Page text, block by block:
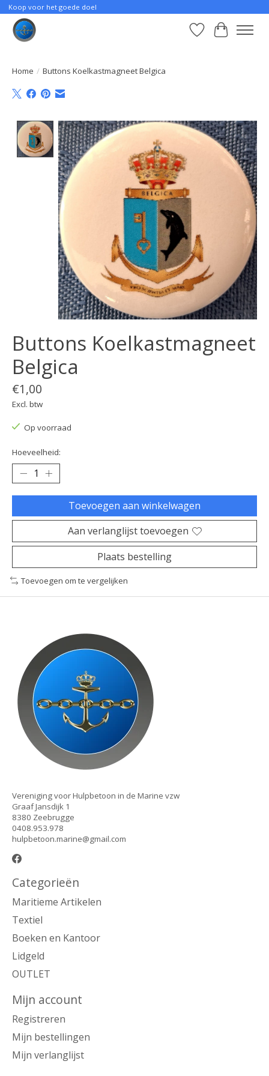
Koop voor het goede doel
Verlanglijst
Home / Buttons Koelkastmagneet Belgica
Product image slideshow Items
Buttons Koelkastmagneet
Belgica
€1,00
Excl. btw
Op voorraad
Hoeveelheid:
Toevoegen aan winkelwagen
Aan verlanglijst toevoegen
Plaats bestelling
Toevoegen om te vergelijken
Vereniging voor Hulpbetoon in de Marine vzw
Graaf Jansdijk 1
8380 Zeebrugge
0408.953.978
hulpbetoon.marine@gmail.com
Categorieën
Maritieme Artikelen
Textiel
Boeken en Kantoor
Lidgeld
OUTLET
Mijn account
Registreren
Mijn bestellingen
Mijn verlanglijst